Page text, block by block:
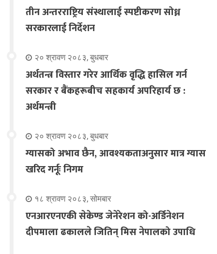
तीन अन्तरराष्ट्रिय संस्थालाई स्पष्टीकरण सोध्न
सरकारलाई निर्देशन
२० श्रावण २०८३, बुधबार
अर्थतन्त्र विस्तार गरेर आर्थिक वृद्धि हासिल गर्न
सरकार र बैंकहरूबीच सहकार्य अपरिहार्य छ :
अर्थमन्त्री
२० श्रावण २०८३, बुधबार
ग्यासको अभाव छैन, आवश्यकताअनुसार मात्र ग्यास
खरिद गर्नूः निगम
१८ श्रावण २०८३, सोमबार
एनआरएनएकी सेकेण्ड जेनेरेशन को-अर्डिनेशन
दीपमाला ढकालले जितिन् मिस नेपालको उपाधि